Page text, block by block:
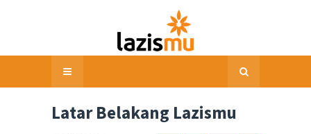
Latar Belakang Lazismu